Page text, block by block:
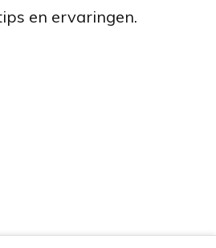
en ervaringen.